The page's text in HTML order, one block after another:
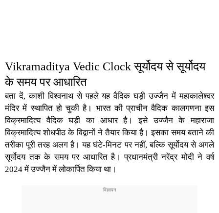
Vikramaditya Vedic Clockसूर्योदय से सूर्योदय
के समय पर आधारित
बता दें, काशी विश्वनाथ से पहले यह वैदिक घड़ी उज्जैन में महाकालेश्वर
मंदिर में स्थापित हो चुकी है। भारत की प्राचीन वैदिक कालगणना इस
विक्रमादित्य वैदिक घड़ी का आधार है। इसे उज्जैन के महाराजा
विक्रमादित्य शोधपीठ के विद्वानों ने तैयार किया है। इसका समय बताने की
तरीका पूरी तरह अलग है। यह घंटे-मिनट पर नहीं, बल्कि सूर्योदय से अगले
सूर्योदय तक के समय पर आधारित है। प्रधानमंत्री नरेंद्र मोदी ने वर्ष
2024 में उज्जैन में लोकार्पित किया था।